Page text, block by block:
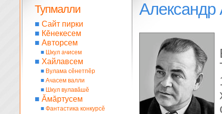
Александр
Тупмалли
■ Сайт пирки
■ Кĕнекесем
■ Авторсем
■ Шкул ачисем
■ Хайлавсем
■ Вулама сĕнетпĕр
■ Ачасем валли
■ Шкул вулавăшĕ
■ Ăмăртусем
■ Фантастика конкурсĕ